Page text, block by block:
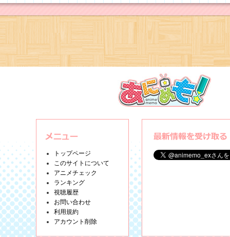
トップページ
このサイトについて
アニメチェック
ランキング
視聴履歴
お問い合わせ
利用規約
アカウント削除